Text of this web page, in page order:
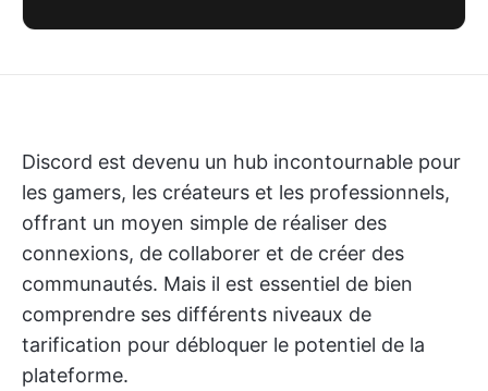
Discord est devenu un hub incontournable pour
les gamers, les créateurs et les professionnels,
offrant un moyen simple de réaliser des
connexions, de collaborer et de créer des
communautés. Mais il est essentiel de bien
comprendre ses différents niveaux de
tarification pour débloquer le potentiel de la
plateforme.